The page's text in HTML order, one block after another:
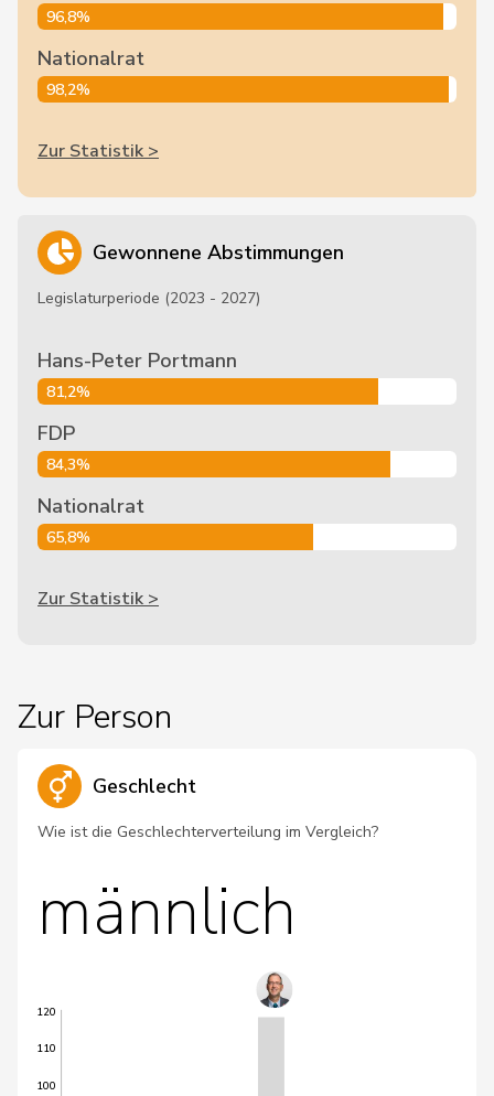
96,8%
Nationalrat
98,2%
Zur Statistik >
Gewonnene Abstimmungen
Legislaturperiode (2023 - 2027)
Hans-Peter Portmann
81,2%
FDP
84,3%
Nationalrat
65,8%
Zur Statistik >
Zur Person
Geschlecht
Wie ist die Geschlechterverteilung im Vergleich?
männlich
100
110
120